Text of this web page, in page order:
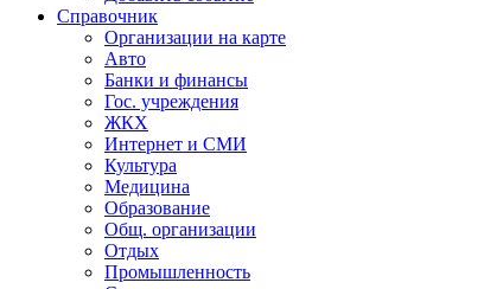
Справочник
Организации на карте
Авто
Банки и финансы
Гос. учреждения
ЖКХ
Интернет и СМИ
Культура
Медицина
Образование
Общ. организации
Отдых
Промышленность